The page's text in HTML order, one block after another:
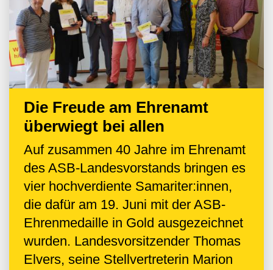
Die Freude am Ehrenamt
überwiegt bei allen
Auf zusammen 40 Jahre im Ehrenamt
des ASB-Landesvorstands bringen es
vier hochverdiente Samariter:innen,
die dafür am 19. Juni mit der ASB-
Ehrenmedaille in Gold ausgezeichnet
wurden. Landesvorsitzender Thomas
Elvers, seine Stellvertreterin Marion